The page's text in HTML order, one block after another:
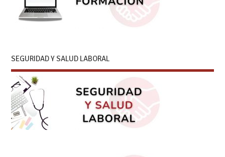
SEGURIDAD Y SALUD LABORAL